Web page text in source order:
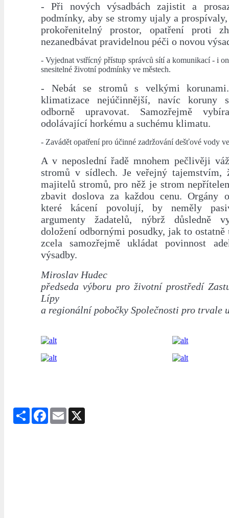
- Při nových výsadbách zajistit a
podmínky, aby se stromy ujaly a
prokořenitelný prostor, opatření proti
nezanedbávat pravidelnou péči o novou
- Vyjednat vstřícný přístup správců sítí a komunikací - i
snesitelné životní podmínky ve městech.
- Nebát se stromů s velkými
klimatizace nejúčinnější, navíc koruny
odborně upravovat. Samozřejmě
odolávající horkému a suchému klimatu.
- Zavádět opatření pro účinné zadržování dešťové vody
A v neposlední řadě mnohem pečlivěji
stromů v sídlech. Je veřejný tajemstvím,
majitelů stromů, pro něž je strom
zbavit doslova za každou cenu. Orgány
které kácení povolují, by neměly
argumenty žadatelů, nýbrž důsledně
doložení odbornými posudky, jak to ostatně
zcela samozřejmě ukládat povinnost
výsadby.
Miroslav Hudec
předseda výboru pro životní prostředí
Lípy
a regionální pobočky Společnosti pro trvale
Share Facebook
Email